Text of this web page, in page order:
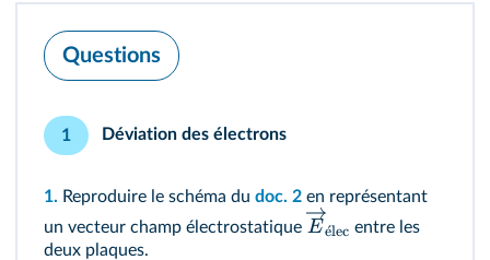
Questions
1 Déviation des électrons
1. Reproduire le schéma du doc. 2 en représentant
un vecteur champ électrostatique Ee
ˊlec entre les
deux plaques.